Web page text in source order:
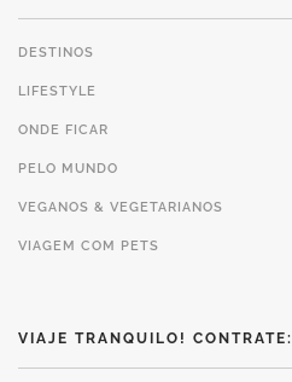
DESTINOS
LIFESTYLE
ONDE FICAR
PELO MUNDO
VEGANOS & VEGETARIANOS
VIAGEM COM PETS
VIAJE TRANQUILO! CONTRATE: